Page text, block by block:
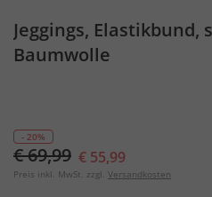
Jeggings, Elastikbund,
Baumwolle
- 20%
€ 69,99 € 55,99
Preis inkl. MwSt. zzgl. Versandkosten